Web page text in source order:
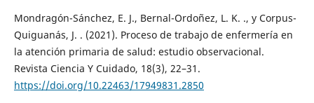
Mondragón-Sánchez, E. J., Bernal-Ordoñez, L. K. ., y Corpus-
Quiguanás, J. . (2021). Proceso de trabajo de enfermería en
la atención primaria de salud: estudio observacional.
Revista Ciencia Y Cuidado, 18(3), 22–31.
https://doi.org/10.22463/17949831.2850